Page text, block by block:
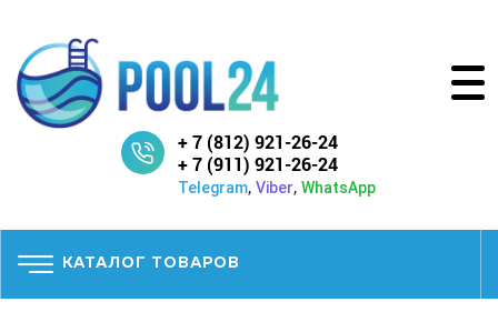
+ 7 (812) 921-26-24
+ 7 (911) 921-26-24
Telegram, Viber, WhatsApp
КАТАЛОГ ТОВАРОВ